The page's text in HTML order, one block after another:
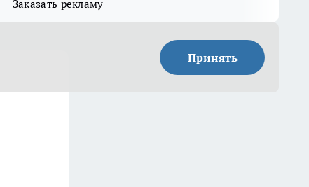
Заказать рекламу
Принять